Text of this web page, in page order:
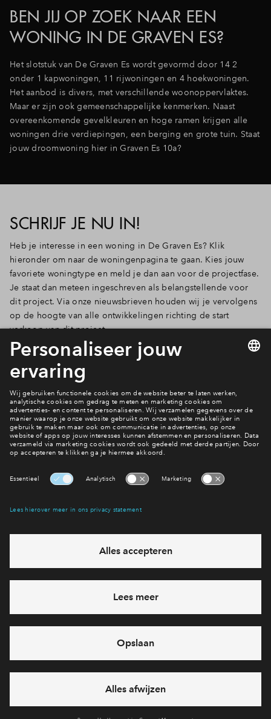
BEN JIJ OP ZOEK NAAR EEN
WONING IN DE GRAVEN ES?
Het slotstuk van De Graven Es wordt gevormd door 14 2
onder 1 kapwoningen, 11 rijwoningen en 4 hoekwoningen.
Het aanbod is divers, met verschillende woonoppervlaktes.
Maar er zijn ook gemeenschappelijke kenmerken. Naast
overeenkomende gevelkleuren en hoge ramen krijgen alle
woningen drie verdiepingen, een berging en grote tuin. Staat
jouw droomwoning hier in Graven Es 10a?
SCHRIJF JE NU IN!
Heb je interesse in een woning in De Graven Es? Klik
hieronder om naar de woningenpagina te gaan. Kies jouw
favoriete woningtype en meld je dan aan voor de projectfase.
Je staat dan meteen ingeschreven als belangstellende voor
dit project. Via onze nieuwsbrieven houden wij je vervolgens
op de hoogte van alle ontwikkelingen richting de start
verkoop van dit project.
Naar woningaanbod
Heerlijk wonen in De Graven Es
Bekijk het woningaanbod
Interesse? Meld je dan snel aan
Hiermee blijf je op de hoogte van het belangrijkste nieuws en
Ja, ik wil mij aanmelden
Heb je een vraag en wil je direct antwoord? Bel ons op
712 27 47
feestdagen)
vandaag gesloten, maandag zijn we vanaf
09:00 uur weer
bereikbaar